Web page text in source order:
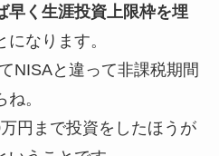
早く生涯投資上限枠を埋
になります。
NISAと違って非課税期間
。
円まで投資をしたほうが